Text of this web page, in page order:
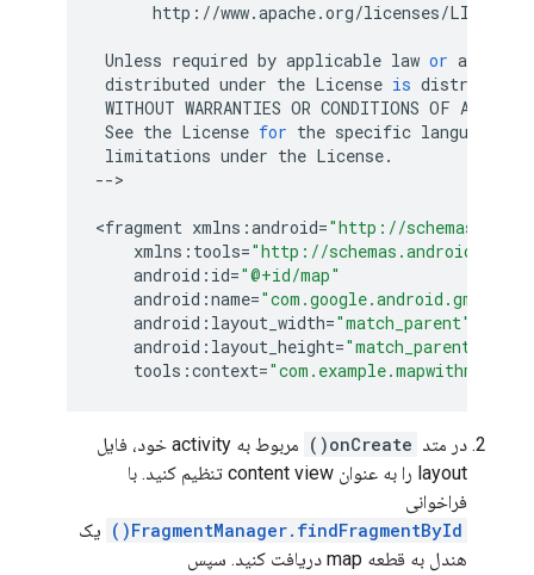
http : //www.apache.org/licenses/LICENSE
Unless required by applicable law or agreed
distributed under the License is distributed
WITHOUT WARRANTIES OR CONDITIONS OF ANY
See the License for the specific language
limitations under the License.
-->
<fragment xmlns :android="http://
xmlns : tools="http://schemas.android.com/
android : id="@+id/map"
android :name=
android : layout_width="match_parent"
android : layout_height="match_parent"
tools :context=
در متد onCreate()
مربوط به activity خود، فایل
layout را به عنوان content view تنظیم کنید. با
فراخوانی
FragmentManager.findFragmentById()
یک
هندل به قطعه map دریافت کنید. سپس